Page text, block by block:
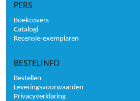
PERS
Boekcovers
Catalogi
Recensie-exemplaren
BESTELINFO
Bestellen
Leveringsvoorwaarden
Privacyverklaring